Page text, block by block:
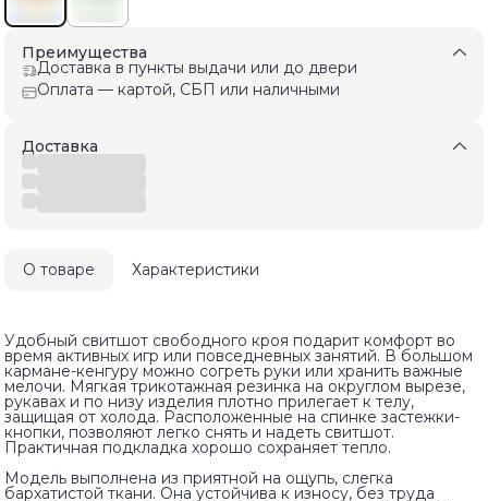
Преимущества
Доставка в пункты выдачи или до двери
Оплата — картой, СБП или наличными
Доставка
О товаре Характеристики
Удобный свитшот свободного кроя подарит комфорт во
время активных игр или повседневных занятий. В большом
кармане-кенгуру можно согреть руки или хранить важные
мелочи. Мягкая трикотажная резинка на округлом вырезе,
рукавах и по низу изделия плотно прилегает к телу,
защищая от холода. Расположенные на спинке застежки-
кнопки, позволяют легко снять и надеть свитшот.
Практичная подкладка хорошо сохраняет тепло.
Модель выполнена из приятной на ощупь, слегка
бархатистой ткани. Она устойчива к износу, без труда